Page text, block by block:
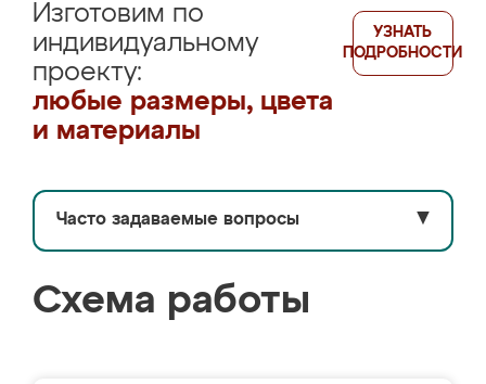
Изготовим по
индивидуальному
проекту:
любые размеры, цвета
и материалы
УЗНАТЬ
ПОДРОБНОСТИ
Часто задаваемые вопросы ▼
Схема работы